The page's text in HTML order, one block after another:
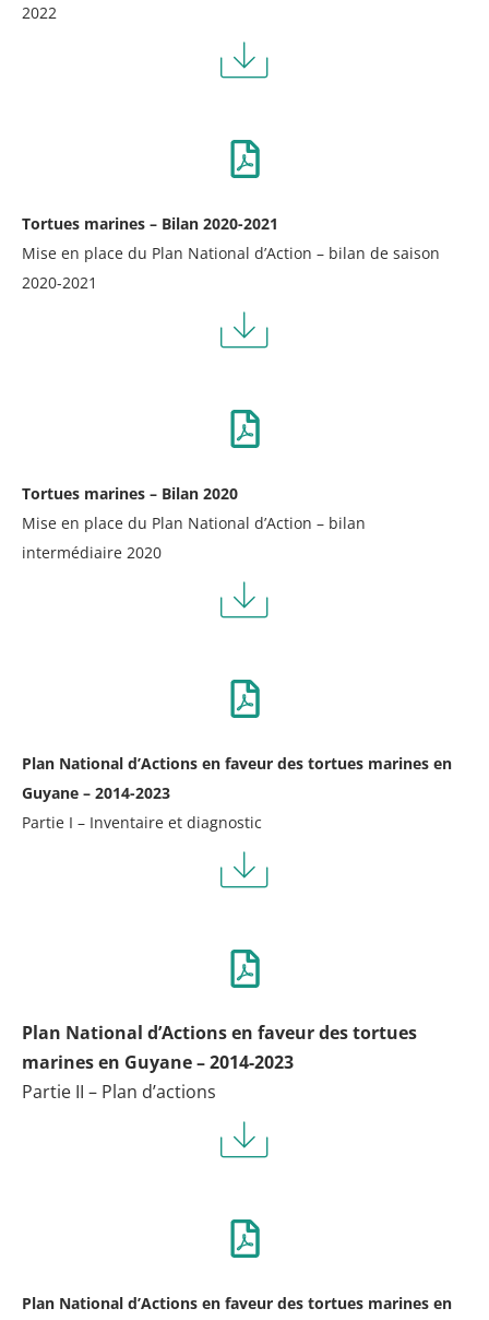
2022
Tortues marines – Bilan 2020-2021
Mise en place du Plan National d’Action – bilan de saison
2020-2021
Tortues marines – Bilan 2020
Mise en place du Plan National d’Action – bilan
intermédiaire 2020
Plan National d’Actions en faveur des tortues marines en
Guyane – 2014-2023
Partie I – Inventaire et diagnostic
Plan National d’Actions en faveur des tortues
marines en Guyane – 2014-2023
Partie II – Plan d’actions
Plan National d’Actions en faveur des tortues marines en